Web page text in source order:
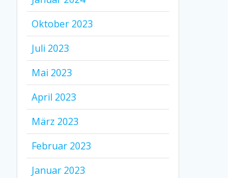
Oktober 2023
Juli 2023
Mai 2023
April 2023
März 2023
Februar 2023
Januar 2023